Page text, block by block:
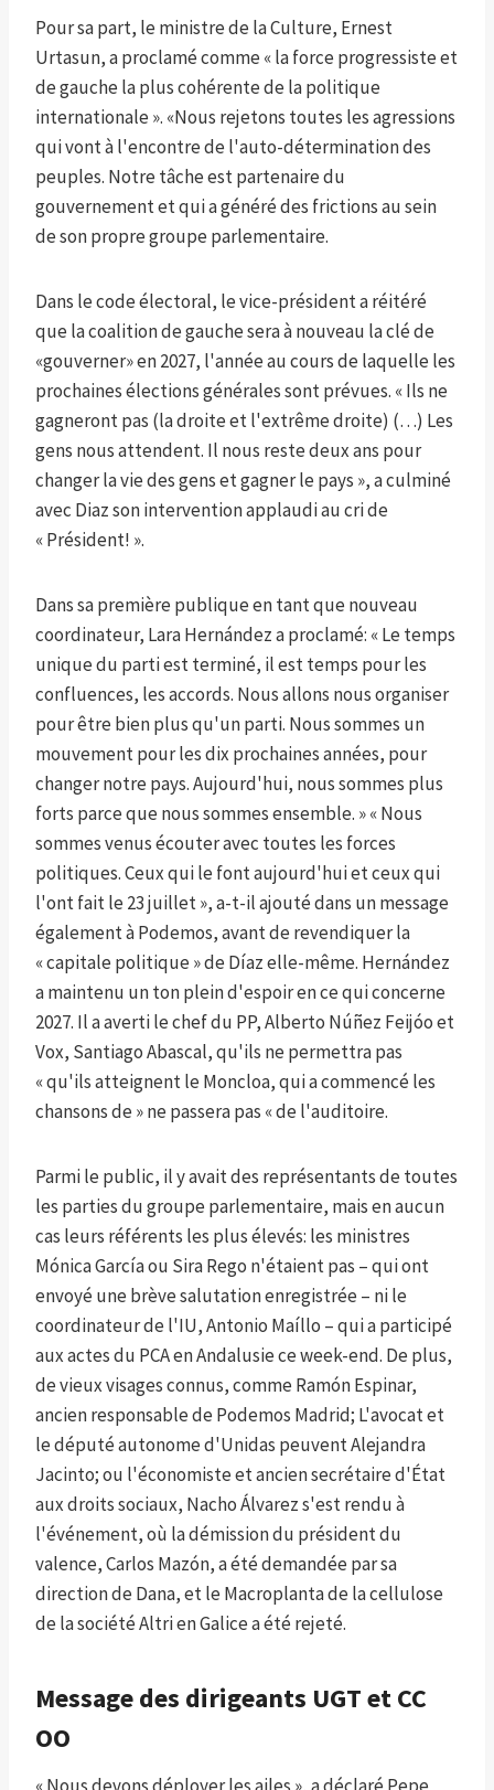
Pour sa part, le ministre de la Culture, Ernest
Urtasun, a proclamé comme « la force progressiste et
de gauche la plus cohérente de la politique
internationale ». «Nous rejetons toutes les agressions
qui vont à l'encontre de l'auto-détermination des
peuples. Notre tâche est partenaire du
gouvernement et qui a généré des frictions au sein
de son propre groupe parlementaire.
Dans le code électoral, le vice-président a réitéré
que la coalition de gauche sera à nouveau la clé de
«gouverner» en 2027, l'année au cours de laquelle les
prochaines élections générales sont prévues. « Ils ne
gagneront pas (la droite et l'extrême droite) (…) Les
gens nous attendent. Il nous reste deux ans pour
changer la vie des gens et gagner le pays », a culminé
avec Diaz son intervention applaudi au cri de
« Président! ».
Dans sa première publique en tant que nouveau
coordinateur, Lara Hernández a proclamé: « Le temps
unique du parti est terminé, il est temps pour les
confluences, les accords. Nous allons nous organiser
pour être bien plus qu'un parti. Nous sommes un
mouvement pour les dix prochaines années, pour
changer notre pays. Aujourd'hui, nous sommes plus
forts parce que nous sommes ensemble. » « Nous
sommes venus écouter avec toutes les forces
politiques. Ceux qui le font aujourd'hui et ceux qui
l'ont fait le 23 juillet », a-t-il ajouté dans un message
également à Podemos, avant de revendiquer la
« capitale politique » de Díaz elle-même. Hernández
a maintenu un ton plein d'espoir en ce qui concerne
2027. Il a averti le chef du PP, Alberto Núñez Feijóo et
Vox, Santiago Abascal, qu'ils ne permettra pas
« qu'ils atteignent le Moncloa, qui a commencé les
chansons de » ne passera pas « de l'auditoire.
Parmi le public, il y avait des représentants de toutes
les parties du groupe parlementaire, mais en aucun
cas leurs référents les plus élevés: les ministres
Mónica García ou Sira Rego n'étaient pas – qui ont
envoyé une brève salutation enregistrée – ni le
coordinateur de l'IU, Antonio Maíllo – qui a participé
aux actes du PCA en Andalusie ce week-end. De plus,
de vieux visages connus, comme Ramón Espinar,
ancien responsable de Podemos Madrid; L'avocat et
le député autonome d'Unidas peuvent Alejandra
Jacinto; ou l'économiste et ancien secrétaire d'État
aux droits sociaux, Nacho Álvarez s'est rendu à
l'événement, où la démission du président du
valence, Carlos Mazón, a été demandée par sa
direction de Dana, et le Macroplanta de la cellulose
de la société Altri en Galice a été rejeté.
Message des dirigeants UGT et CC
OO
« Nous devons déployer les ailes », a déclaré Pepe